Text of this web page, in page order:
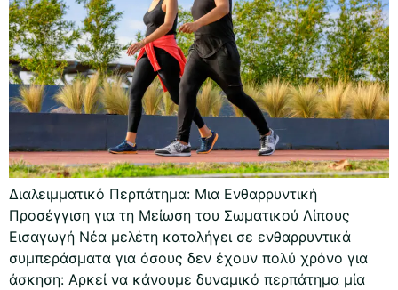
Διαλειμματικό Περπάτημα: Μια Ενθαρρυντική
Προσέγγιση για τη Μείωση του Σωματικού Λίπους
Εισαγωγή Νέα μελέτη καταλήγει σε ενθαρρυντικά
συμπεράσματα για όσους δεν έχουν πολύ χρόνο για
άσκηση: Αρκεί να κάνουμε δυναμικό περπάτημα μία